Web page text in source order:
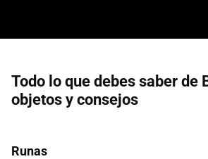
Todo lo que debes saber de
objetos y consejos
Runas